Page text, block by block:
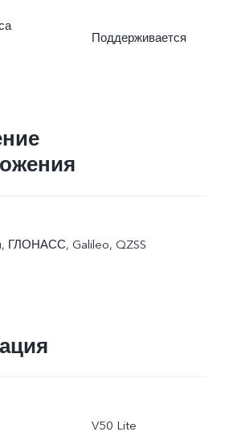
Поддерживается
ГЛОНАСС, Galileo, QZSS
V50 Lite